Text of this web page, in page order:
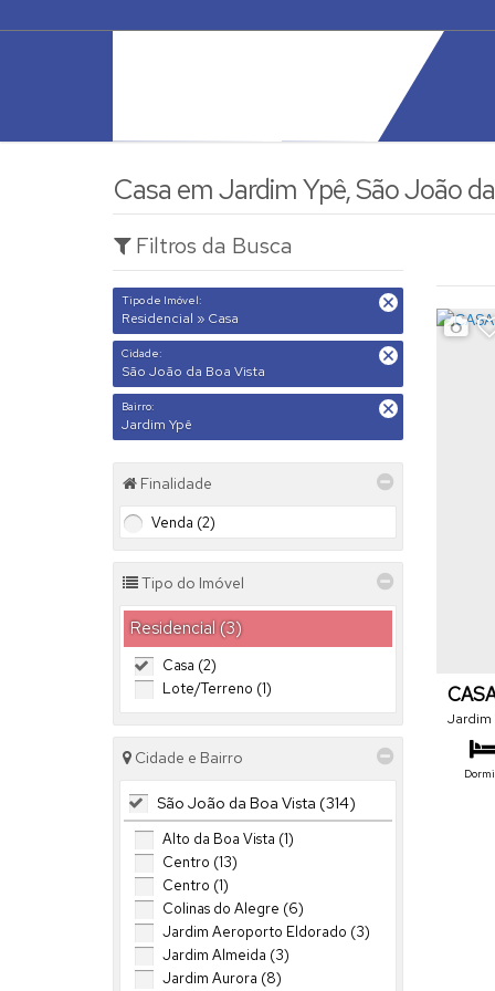
Casa em Jardim Ypê, São João
Filtros da Busca
Tipo de Imóvel:
Residencial » Casa
Cidade:
São João da Boa Vista
Bairro:
Jardim Ypê
Finalidade
Venda (2)
Tipo do Imóvel
Residencial (3)
Casa (2)
Lote/Terreno (1)
Cidade e Bairro
São João da Boa Vista (314)
Alto da Boa Vista (1)
Centro (13)
Centro (1)
Colinas do Alegre (6)
Jardim Aeroporto Eldorado (3)
Jardim Almeida (3)
Jardim Aurora (8)
NO
Jardim